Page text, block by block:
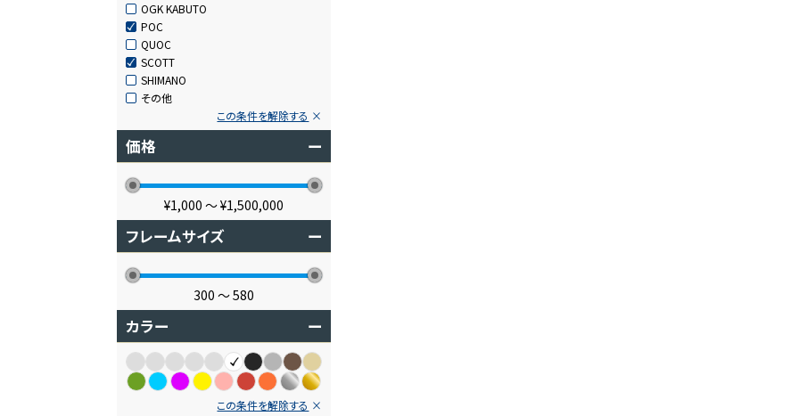
OGK KABUTO
POC
QUOC
SCOTT
SHIMANO
その他
この条件を解除する
価格 ー
¥1,000 〜¥1,500,000
フレームサイズ ー
300 〜580
カラー ー
この条件を解除する